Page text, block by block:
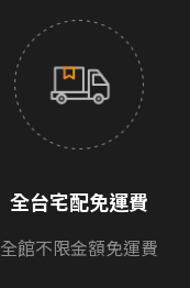
全台宅配免運費
全館不限金額免運費